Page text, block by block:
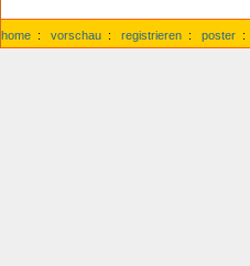
home : vorschau : registrieren : poster :